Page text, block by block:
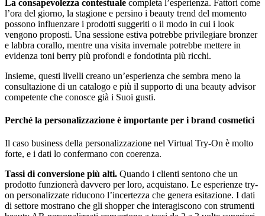
La consapevolezza contestuale completa l’esperienza. Fattori come
l’ora del giorno, la stagione e persino i beauty trend del momento
possono influenzare i prodotti suggeriti o il modo in cui i look
vengono proposti. Una sessione estiva potrebbe privilegiare bronzer
e labbra corallo, mentre una visita invernale potrebbe mettere in
evidenza toni berry più profondi e fondotinta più ricchi.
Insieme, questi livelli creano un’esperienza che sembra meno la
consultazione di un catalogo e più il supporto di una beauty advisor
competente che conosce già i Suoi gusti.
Perché la personalizzazione è importante per i brand cosmetici
Il caso business della personalizzazione nel Virtual Try-On è molto
forte, e i dati lo confermano con coerenza.
Tassi di conversione più alti. Quando i clienti sentono che un
prodotto funzionerà davvero per loro, acquistano. Le esperienze try-
on personalizzate riducono l’incertezza che genera esitazione. I dati
di settore mostrano che gli shopper che interagiscono con strumenti